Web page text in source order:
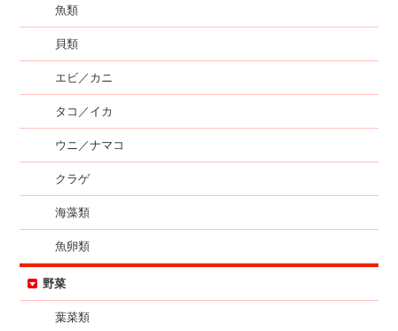
魚類
貝類
エビ／カニ
タコ／イカ
ウニ／ナマコ
クラゲ
海藻類
魚卵類
野菜
葉菜類